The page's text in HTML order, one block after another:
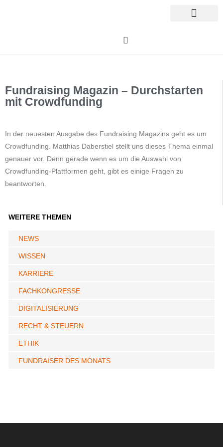
Fundraising Magazin – Durchstarten
mit Crowdfunding
In der neuesten Ausgabe des Fundraising Magazins geht es um
Crowdfunding. Matthias Daberstiel stellt uns dieses Thema einmal
genauer vor. Denn gerade wenn es um die Auswahl von
Crowdfunding-Plattformen geht, gibt es einige Fragen zu
beantworten.
WEITERE THEMEN
NEWS
WISSEN
KARRIERE
FACHKONGRESSE
DIGITALISIERUNG
RECHT & STEUERN
ETHIK
FUNDRAISER DES MONATS